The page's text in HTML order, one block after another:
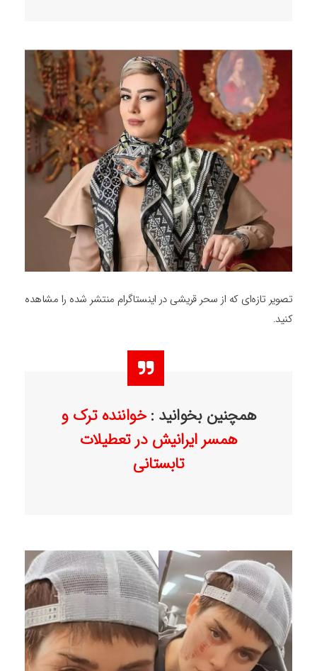
تصویر تازه‌ای که از سحر قریشی در اینستاگرام منتشر شده را مشاهده
کنید.
همچنین بخوانید :خواننده ترک و
همسر ایرانیش در تعطیلات
تابستانی